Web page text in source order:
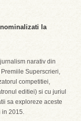
la
narativ din
Superscrieri,
competitiei,
editiei) si cu juriul
sa exploreze aceste
in 2015.